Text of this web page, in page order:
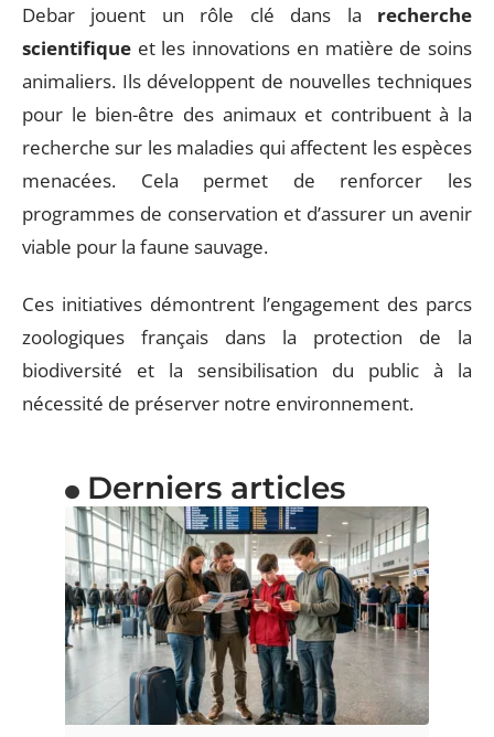
Debar jouent un rôle clé dans la recherche
scientifique et les innovations en matière de soins
animaliers. Ils développent de nouvelles techniques
pour le bien-être des animaux et contribuent à la
recherche sur les maladies qui affectent les espèces
menacées. Cela permet de renforcer les
programmes de conservation et d’assurer un avenir
viable pour la faune sauvage.
Ces initiatives démontrent l’engagement des parcs
zoologiques français dans la protection de la
biodiversité et la sensibilisation du public à la
nécessité de préserver notre environnement.
Derniers articles